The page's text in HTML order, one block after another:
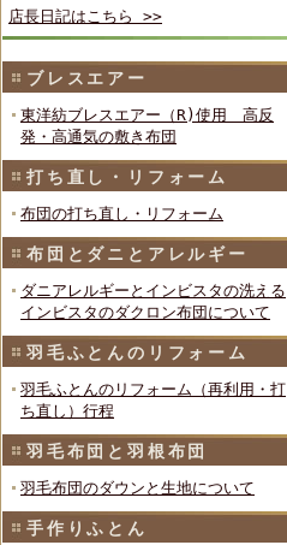
店長日記はこちら >>
ブレスエアー
東洋紡ブレスエアー（R)使用 高反
発・高通気の敷き布団
打ち直し・リフォーム
布団の打ち直し・リフォーム
布団とダニとアレルギー
ダニアレルギーとインビスタの洗える
インビスタのダクロン布団について
羽毛ふとんのリフォーム
羽毛ふとんのリフォーム（再利用・打
ち直し）行程
羽毛布団と羽根布団
羽毛布団のダウンと生地について
手作りふとん